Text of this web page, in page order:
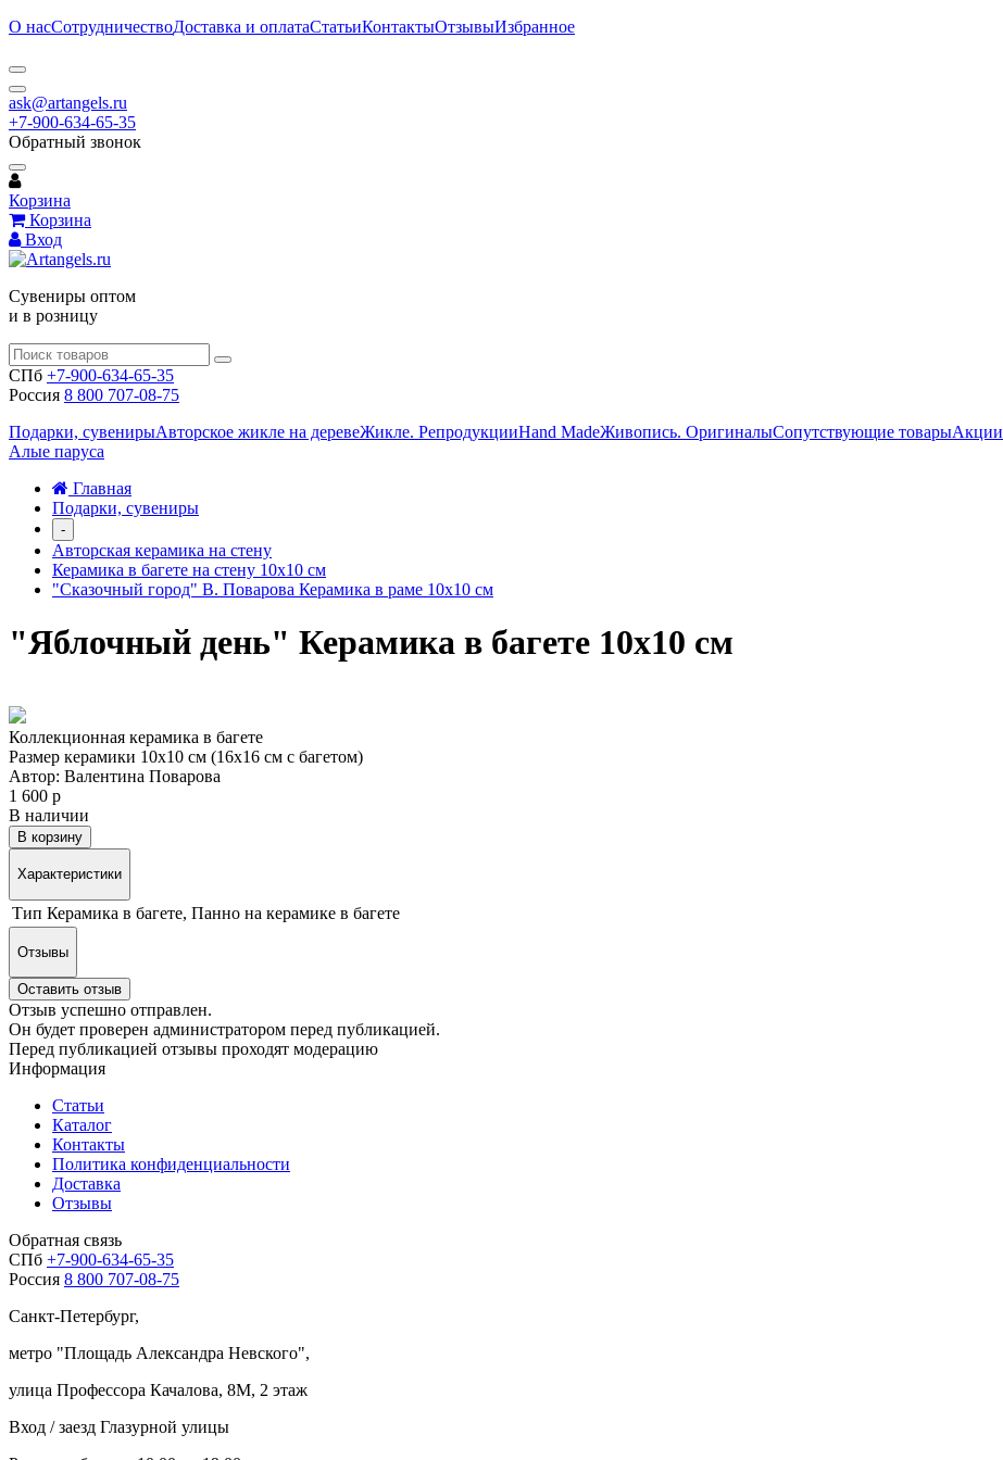
О насСотрудничествоДоставка и оплатаСтатьиКонтактыОтзывыИзбранное
ask@artangels.ru
+7-900-634-65-35
Обратный звонок
Корзина
Корзина
Вход
Сувениры оптом
и в розницу
СПб +7-900-634-65-35
Россия 8 800 707-08-75
Подарки, сувенирыАвторское жикле на деревеЖикле. РепродукцииHand MadeЖивопись. ОригиналыСопутствующие товарыАкции
Алые паруса
Главная
Подарки, сувениры
-
Авторская керамика на стену
Керамика в багете на стену 10х10 см
"Сказочный город" В. Поварова Керамика в раме 10х10 см
"Яблочный день" Керамика в багете 10х10 см
Коллекционная керамика в багете
Размер керамики 10х10 см (16х16 см с багетом)
Автор: Валентина Поварова
1 600 р
В наличии
В корзину
Характеристики
Тип Керамика в багете, Панно на керамике в багете
Отзывы
Оставить отзыв
Отзыв успешно отправлен.
Он будет проверен администратором перед публикацией.
Перед публикацией отзывы проходят модерацию
Информация
Статьи
Каталог
Контакты
Политика конфиденциальности
Доставка
Отзывы
Обратная связь
СПб +7-900-634-65-35
Россия 8 800 707-08-75
Санкт-Петербург,
метро "Площадь Александра Невского",
улица Профессора Качалова, 8М, 2 этаж
Вход / заезд Глазурной улицы